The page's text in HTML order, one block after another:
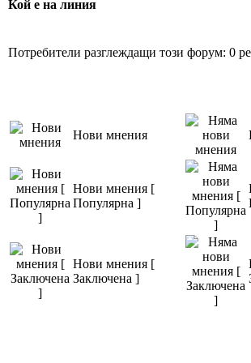
Кой е на линия
Потребители разглеждащи този форум: 0
Нови мнения
Нови мнения [
Популярна ]
Нови мнения [
Заключена ]